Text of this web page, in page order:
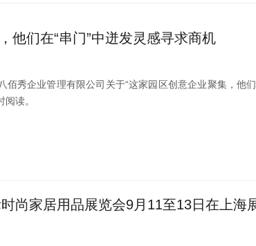
他们在“串门”中迸发灵感寻求商机
秀企业管理有限公司关于“这家园区创意企业聚集，他
读。
尚家居用品展览会9月11至13日在上海